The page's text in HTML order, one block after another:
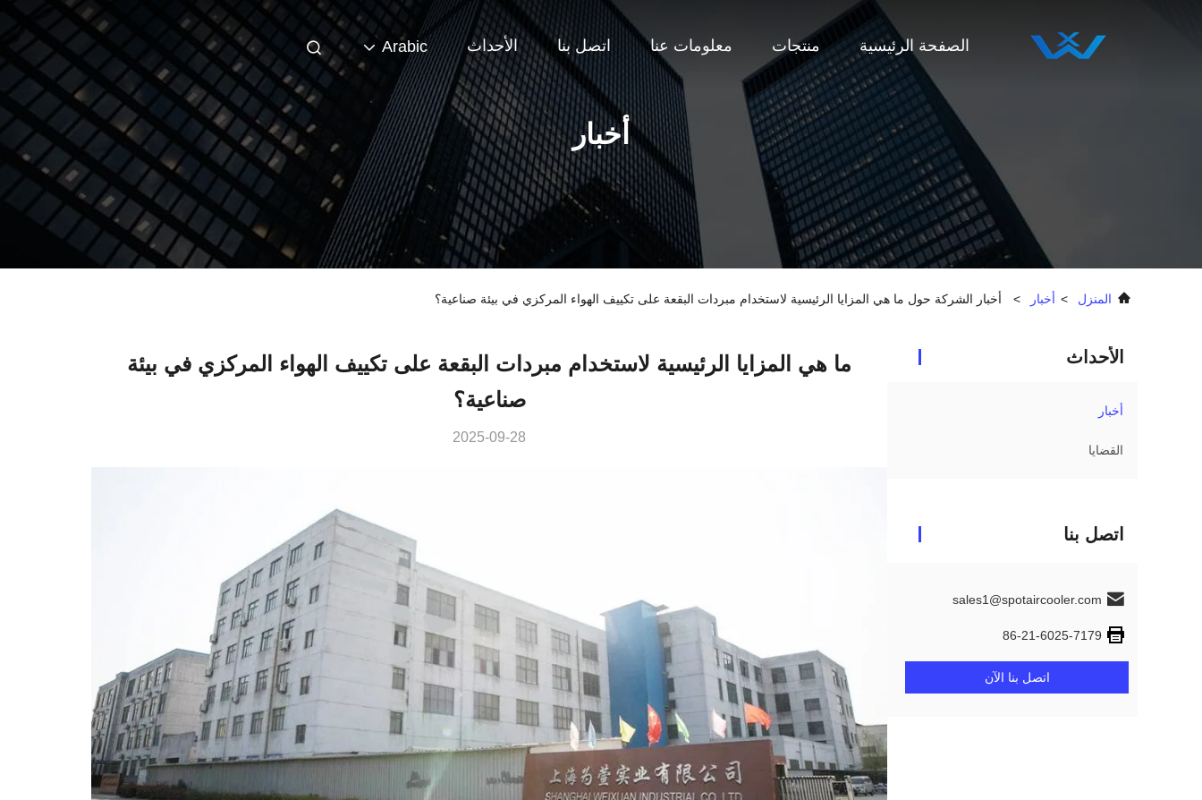
الصفحة الرئيسية منتجات معلومات عنا اتصل بنا الأحداث Arabic
أخبار
المنزل > أخبار > أخبار الشركة حول ما هي المزايا الرئيسية لاستخدام مبردات البقعة على تكييف الهواء المركزي في بيئة صناعية؟
الأحداث
أخبار
القضايا
اتصل بنا
sales1@spotaircooler.com
86-21-6025-7179
اتصل بنا الآن
ما هي المزايا الرئيسية لاستخدام مبردات البقعة على تكييف الهواء المركزي في بيئة
صناعية؟
2025-09-28